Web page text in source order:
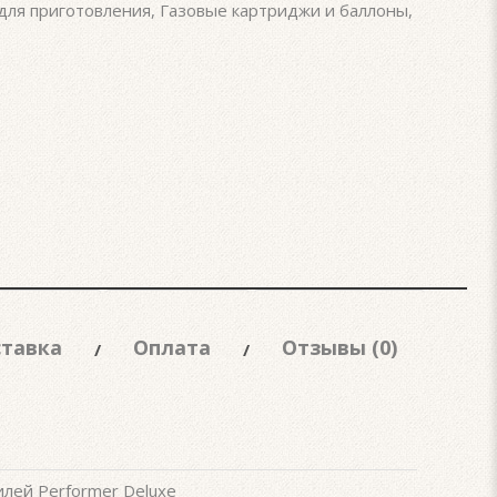
приготовления, Газовые картриджи и баллоны,
Оплата Отзывы (0)
Performer Deluxe